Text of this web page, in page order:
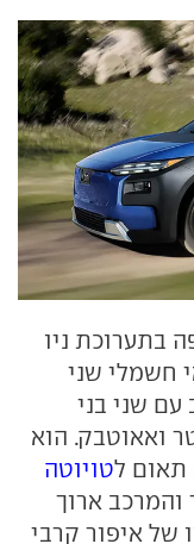
בתערוכת ניו
חשמלי שני
שני בני
ואאוטבק. הוא
לטויוטה
ארוך
של איפור קרבי